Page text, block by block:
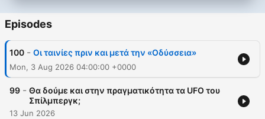
Episodes
100 - Οι ταινίες πριν και μετά την «Οδύσσεια»
Mon, 3 Aug 2026 04:00:00 +0000
99 - Θα δούμε και στην πραγματικότητα τα UFO του
Σπίλμπεργκ;
13 Jun 2026